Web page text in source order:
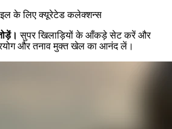
के लिए क्यूरेटेड कलेक्शन्स
सुपर खिलाड़ियों के आँकड़े सेट करें और
और तनाव मुक्त खेल का आनंद लें।